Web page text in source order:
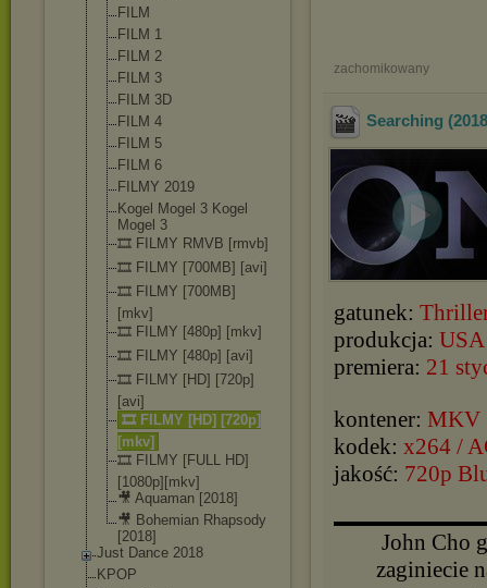
FILM
FILM 1
FILM 2
FILM 3
FILM 3D
FILM 4
FILM 5
FILM 6
FILMY 2019
Kogel Mogel 3 Kogel
Mogel 3
🎞️ FILMY RMVB [rmvb]
🎞️ FILMY [700MB] [avi]
🎞️ FILMY [700MB]
[mkv]
🎞️ FILMY [480p] [mkv]
🎞️ FILMY [480p] [avi]
🎞️ FILMY [HD] [720p]
[avi]
🎞️ FILMY [HD] [720p]
[mkv]
🎞️ FILMY [FULL HD]
[1080p][mkv]
🎥 Aquaman [2018]
🎥 Bohemian Rhapsody
[2018]
Just Dance 2018
KPOP
zachomikowany
Searching
gatunek:
produkcja: USA
premiera: 21
kontener: MKV
kodek: x264 /
jakość: 720p
John Cho
zaginiecie